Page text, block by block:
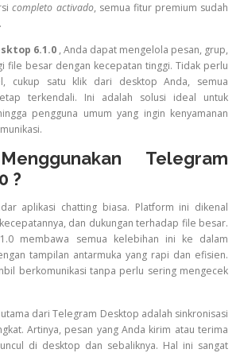
completo activado, semua fitur premium sudah
6.1.0 , Anda dapat mengelola pesan, grup,
file besar dengan kecepatan tinggi. Tidak perlu
cukup satu klik dari desktop Anda, semua
terkendali. Ini adalah solusi ideal untuk
pengguna umum yang ingin kenyamanan
Telegram
?
aplikasi chatting biasa. Platform ini dikenal
dan dukungan terhadap file besar.
membawa semua kelebihan ini ke dalam
tampilan antarmuka yang rapi dan efisien.
berkomunikasi tanpa perlu sering mengecek
dari Telegram Desktop adalah sinkronisasi
Artinya, pesan yang Anda kirim atau terima
di desktop dan sebaliknya. Hal ini sangat